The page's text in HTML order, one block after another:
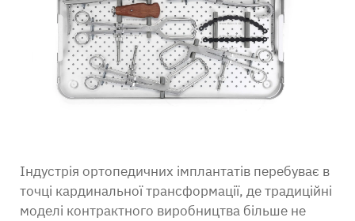
Індустрія ортопедичних імплантатів перебуває в
точці кардинальної трансформації, де традиційні
моделі контрактного виробництва більше не